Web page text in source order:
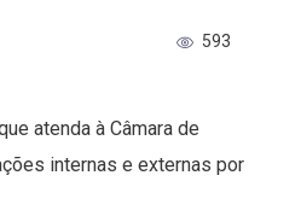
593
atenda à Câmara de
internas e externas por